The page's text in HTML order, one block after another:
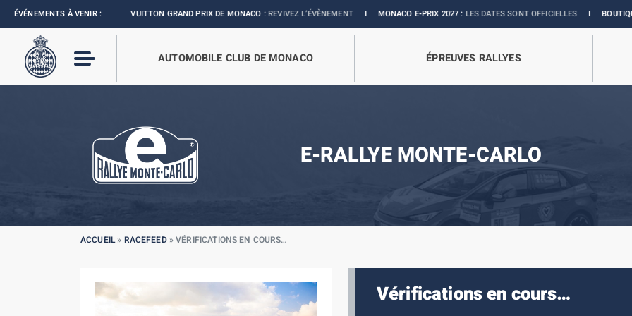
ÉVÉNEMENTS À VENIR :
FORMULA 1 LOUIS VUITTON GRAND PRIX DE MONACO :REVIVEZ L’ÉVÈNEMENTIMONACO E-PRIX 2027 :LES DATES SONT OFFICIELLESIBOUTIQUE
AUTOMOBILE CLUB DE MONACO ÉPREUVES RALLYES
E-RALLYE MONTE-CARLO
ACCUEIL» RACEFEED»VÉRIFICATIONS EN COURS…
Vérifications en cours…